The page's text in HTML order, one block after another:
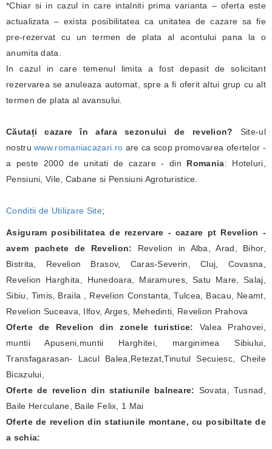
*Chiar si in cazul in care intalniti prima varianta – oferta este
actualizata – exista posibilitatea ca unitatea de cazare sa fie
pre-rezervat cu un termen de plata al acontului pana la o
anumita data.
In cazul in care temenul limita a fost depasit de solicitant
rezervarea se anuleaza automat, spre a fi oferit altui grup cu alt
termen de plata al avansului.
Căutați cazare în afara sezonului de revelion? Site-ul
nostruwww.romaniacazari.ro are ca scop promovarea ofertelor -
a peste 2000 de unitati de cazare - din Romania: Hoteluri,
Pensiuni, Vile, Cabane si Pensiuni Agroturistice.
Conditii de Utilizare Site;
Asiguram posibilitatea de rezervare - cazare pt Revelion -
avem pachete de Revelion: Revelion in Alba, Arad, Bihor,
Bistrita, Revelion Brasov, Caras-Severin, Cluj, Covasna,
Revelion Harghita, Hunedoara, Maramures, Satu Mare, Salaj,
Sibiu, Timis, Braila , Revelion Constanta, Tulcea, Bacau, Neamt,
Revelion Suceava, Ilfov, Arges, Mehedinti, Revelion Prahova
Oferte de Revelion din zonele turistice: Valea Prahovei,
muntii Apuseni,muntii Harghitei, marginimea Sibiului,
Transfagarasan- Lacul Balea,Retezat,Tinutul Secuiesc, Cheile
Bicazului,
Oferte de revelion din statiunile balneare: Sovata, Tusnad,
Baile Herculane, Baile Felix, 1 Mai
Oferte de revelion din statiunile montane, cu posibiltate de
a schia: